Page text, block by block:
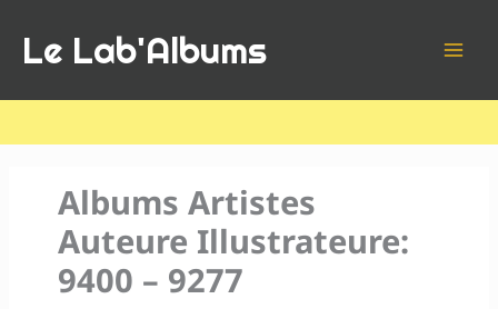
contenu
Le Lab'Albums
Albums Artistes
Auteure Illustrateure:
9400 – 9277